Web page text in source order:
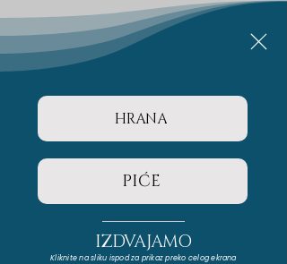
HRANA
PIĆE
IZDVAJAMO
Kliknite na sliku ispod za prikaz preko celog ekrana